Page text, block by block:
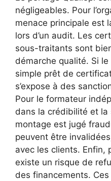
négligeables. Pour
menace principale est
lors d’un audit. Les
sous-traitants sont
démarche qualité. Si
simple prêt de
s’expose à des
Pour le formateur
dans la crédibilité et la
montage est jugé
peuvent être
avec les clients. Enfin,
existe un risque de
des financements.